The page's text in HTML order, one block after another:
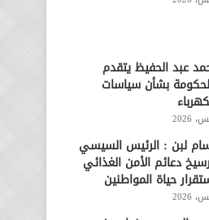
عبد الحفيظ يتقدم
بشأن سياسات
لبن : الرئيس السيسي
دعائم الأمن الغذائي
حياة المواطنين